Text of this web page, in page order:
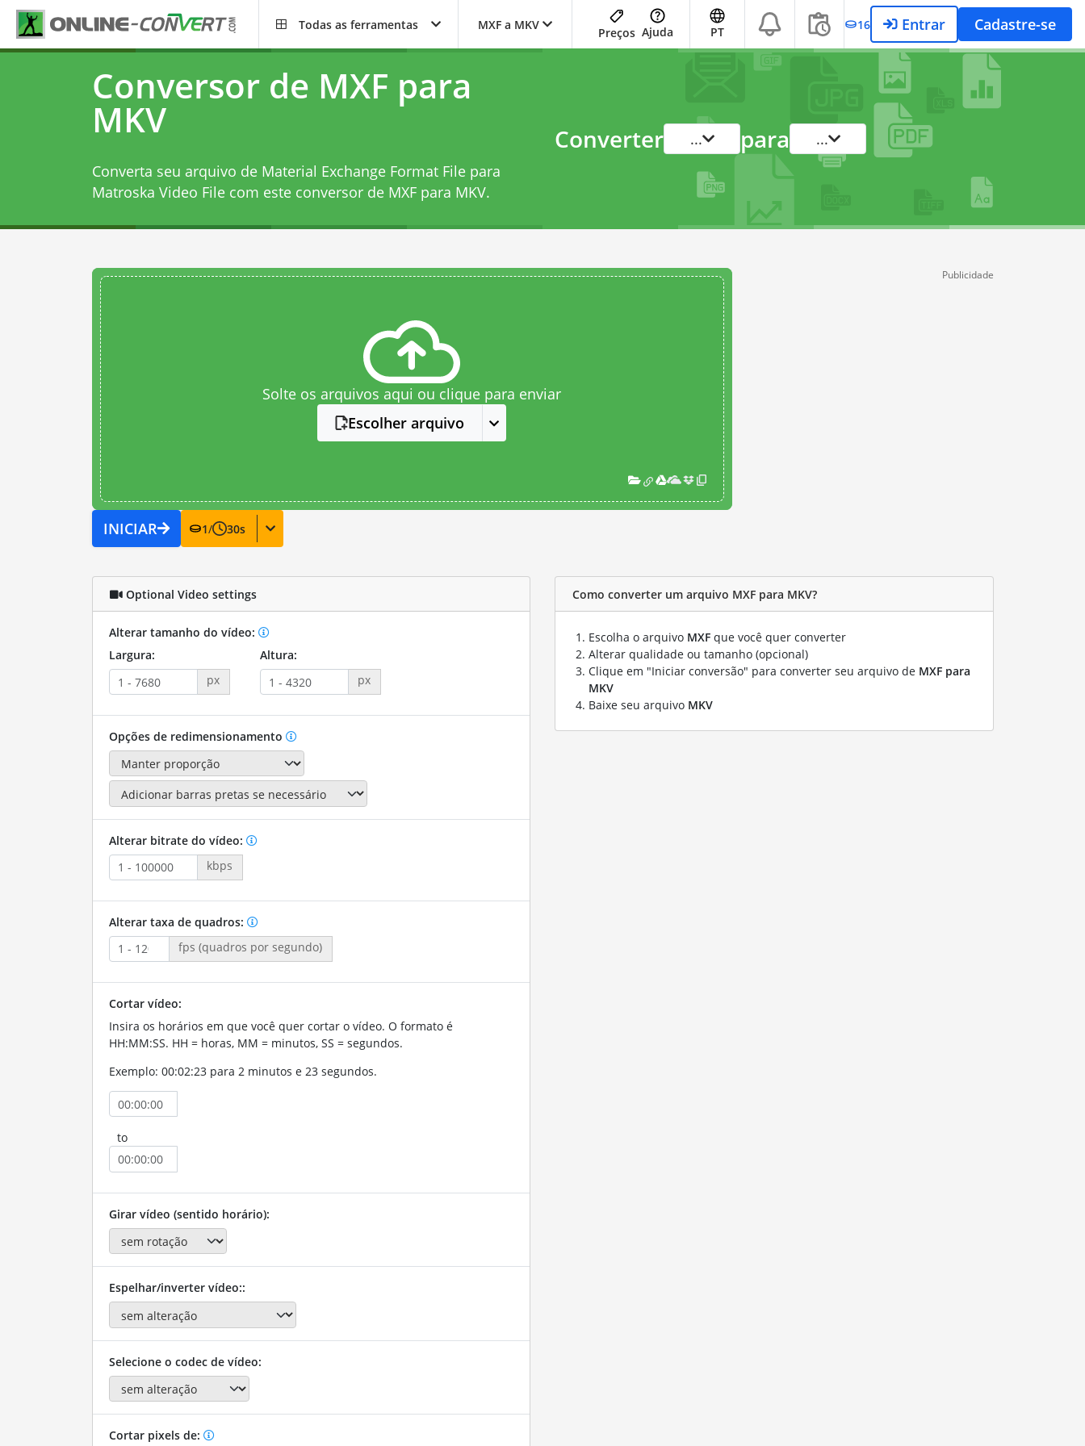
Todas as ferramentas MXF a MKV
Preços Ajuda PT 16 Entrar Cadastre-se
Conversor de MXF para
MKV
Converta seu arquivo de Material Exchange Format File para
Matroska Video File com este conversor de MXF para MKV.
Converter ... para ...
Solte os arquivos aqui ou clique para enviar
Escolher arquivo
INICIAR 1/ 30s
Publicidade
Optional Video settings
Alterar tamanho do vídeo:
Largura:
px
Altura:
px
Opções de redimensionamento
Alterar bitrate do vídeo:
kbps
Alterar taxa de quadros:
fps (quadros por segundo)
Cortar vídeo:
Insira os horários em que você quer cortar o vídeo. O formato é
HH:MM:SS. HH = horas, MM = minutos, SS = segundos.
Exemplo: 00:02:23 para 2 minutos e 23 segundos.
to
Girar vídeo (sentido horário):
Espelhar/inverter vídeo::
Selecione o codec de vídeo:
Cortar pixels de:
Como converter um arquivo MXF para MKV?
Escolha o arquivo MXF que você quer converter
Alterar qualidade ou tamanho (opcional)
Clique em "Iniciar conversão" para converter seu arquivo de MXF para
MKV
Baixe seu arquivo MKV